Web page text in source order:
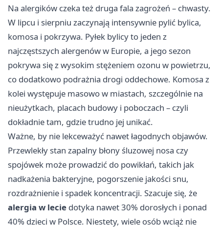
Na alergików czeka też druga fala zagrożeń – chwasty.
W lipcu i sierpniu zaczynają intensywnie pylić bylica,
komosa i pokrzywa. Pyłek bylicy to jeden z
najczęstszych alergenów w Europie, a jego sezon
pokrywa się z wysokim stężeniem ozonu w powietrzu,
co dodatkowo podrażnia drogi oddechowe. Komosa z
kolei występuje masowo w miastach, szczególnie na
nieużytkach, placach budowy i poboczach – czyli
dokładnie tam, gdzie trudno jej unikać.
Ważne, by nie lekceważyć nawet łagodnych objawów.
Przewlekły stan zapalny błony śluzowej nosa czy
spojówek może prowadzić do powikłań, takich jak
nadkażenia bakteryjne, pogorszenie jakości snu,
rozdrażnienie i spadek koncentracji. Szacuje się, że
alergia w lecie dotyka nawet 30% dorosłych i ponad
40% dzieci w Polsce. Niestety, wiele osób wciąż nie